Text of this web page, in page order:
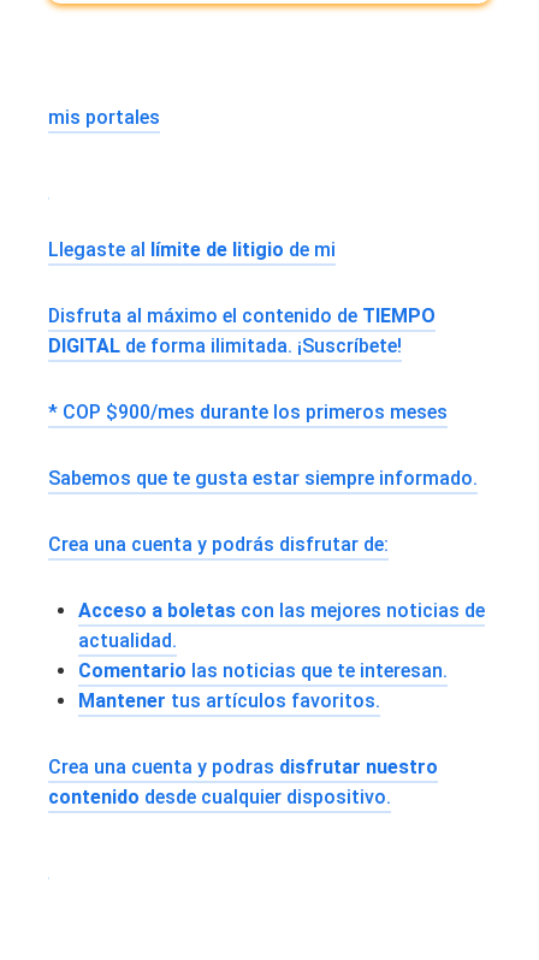
mis portales
Llegaste al límite de litigio de mi
Disfruta al máximo el contenido de TIEMPO
DIGITAL de forma ilimitada. ¡Suscríbete!
* COP $900/mes durante los primeros meses
Sabemos que te gusta estar siempre informado.
Crea una cuenta y podrás disfrutar de:
Acceso a boletas con las mejores noticias de
actualidad.
Comentario las noticias que te interesan.
Mantener tus artículos favoritos.
Crea una cuenta y podras disfrutar nuestro
contenido desde cualquier dispositivo.